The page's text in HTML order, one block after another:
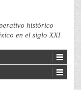
histórico
en el siglo XXI